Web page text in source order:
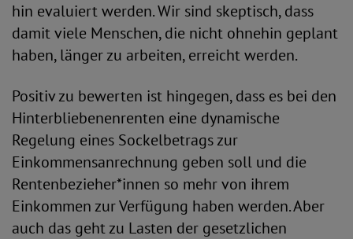
hin evaluiert werden. Wir sind skeptisch, dass
damit viele Menschen, die nicht ohnehin geplant
haben, länger zu arbeiten, erreicht werden.
Positiv zu bewerten ist hingegen, dass es bei den
Hinterbliebenenrenten eine dynamische
Regelung eines Sockelbetrags zur
Einkommensanrechnung geben soll und die
Rentenbezieher*innen so mehr von ihrem
Einkommen zur Verfügung haben werden. Aber
auch das geht zu Lasten der gesetzlichen